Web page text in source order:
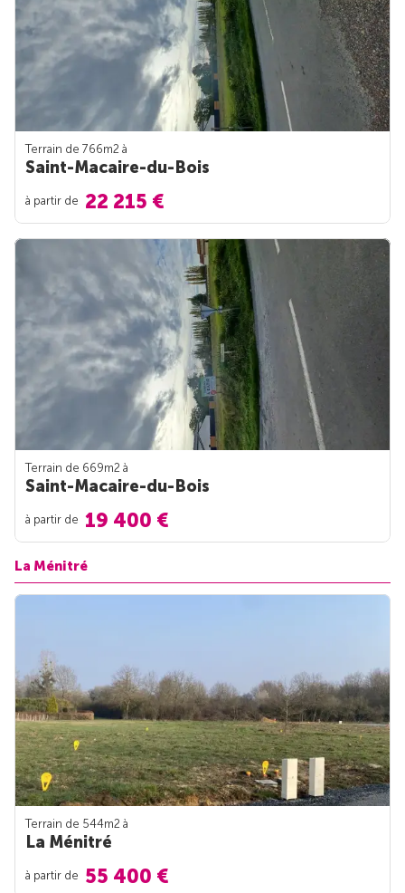
Terrain de 766m2 à
Saint-Macaire-du-Bois
à partir de 22 215 €
Terrain de 669m2 à
Saint-Macaire-du-Bois
à partir de 19 400 €
La Ménitré
Terrain de 544m2 à
La Ménitré
à partir de 55 400 €